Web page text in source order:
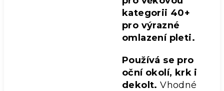
kategorii 40+
pro výrazné
omlazení pleti.
Používá se pro
oční okolí, krk i
dekolt.Vhodné